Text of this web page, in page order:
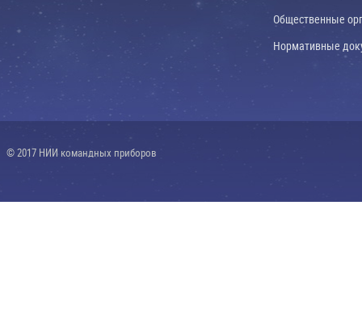
Общественные
Нормативные
© 2017 НИИ командных приборов